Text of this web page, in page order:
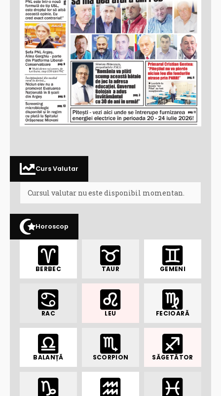
Curs Valutar
Cursul valutar nu este disponibil momentan.
Horoscop
BERBEC TAUR GEMENI
RAC LEU FECIOARĂ
BALANȚĂ SCORPION SĂGETĂTOR